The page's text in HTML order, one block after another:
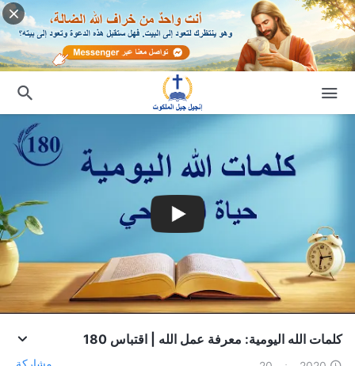
كلمات الله اليومية: معرفة عمل الله | اقتباس 180
مشاركة